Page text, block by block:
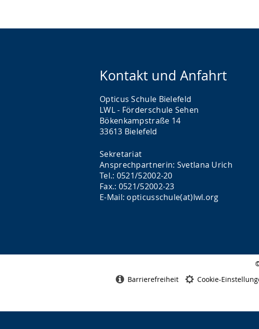
Kontakt und Anfahrt
Opticus Schule Bielefeld
LWL - Förderschule Sehen
Bökenkampstraße 14
33613 Bielefeld
Sekretariat
Ansprechpartnerin: Svetlana Urich
Tel.: 0521/52002-20
Fax.: 0521/52002-23
E-Mail: opticusschule(at)lwl.org
Barrierefreiheit Cookie-